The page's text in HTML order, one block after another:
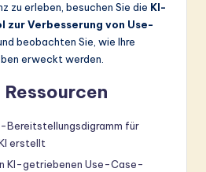
zu erleben, besuchen Sie die KI-
zur Verbesserung von Use-
beobachten Sie, wie Ihre
erweckt werden.
Bereitstellungsdigramm für
erstellt
KI-getriebenen Use-Case-